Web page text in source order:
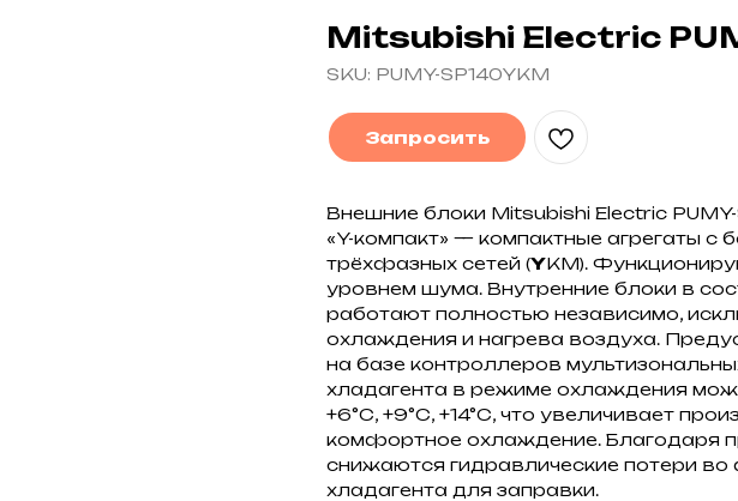
Mitsubishi Electric
SKU: PUMY-SP140YKM
Запросить
Внешние блоки Mitsubishi Electric
«Y-компакт» — компактные агрегаты
трёхфазных сетей (YKM).
уровнем шума. Внутренние блоки в
работают полностью независимо,
охлаждения и нагрева воздуха.
на базе контроллеров
хладагента в режиме охлаждения
+6°С, +9°С, +14°С, что увеличивает
комфортное охлаждение. Благодаря
снижаются гидравлические потери
хладагента для заправки.